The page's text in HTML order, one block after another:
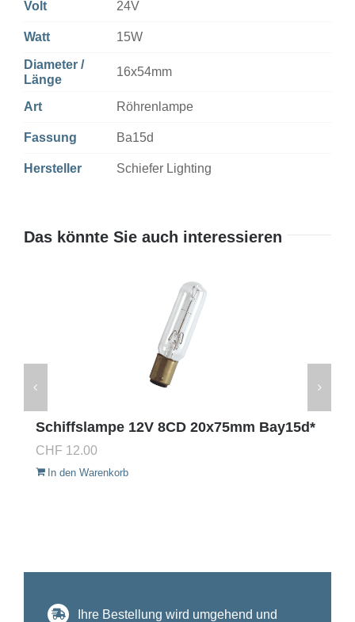
Volt 24V
Watt 15W
Diameter /
Länge
16x54mm
Art Röhrenlampe
Fassung Ba15d
Hersteller Schiefer Lighting
Das könnte Sie auch interessieren
Schiffslampe 12V 8CD 20x75mm Bay15d*
CHF 12.00
In den Warenkorb
Ihre Bestellung wird umgehend und